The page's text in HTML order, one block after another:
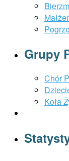
Grupy
Chór
Koła